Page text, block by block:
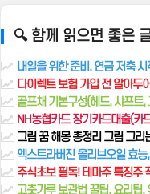
🔍 함께 읽으면 좋은
내일을 위한 준비. 연금 저축
다이렉트 보험 가입 전 알아두
골프채 기본구성(헤드, 샤프트
NH농협카드 장기카드대출(카
그림 꿈 해몽 총정리 그림 그리
엑스트라버진 올리브오일 효능, '이것' 모
주식초보 필독! 테마주 특징주
고춧가루 보관법 꿀팁, 요리팁,